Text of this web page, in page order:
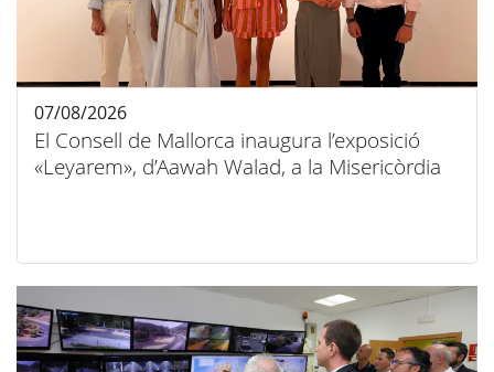
El Consell de Mallorca inaugura l’exposició
«Leyarem», d’Aawah Walad, a la Misericòrdia
07/08/2026